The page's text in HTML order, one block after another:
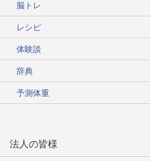
脳トレ
レシピ
体験談
辞典
予測体重
法人の皆様